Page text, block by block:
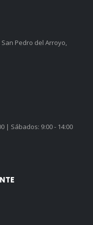
Pedro del Arroyo,
| Sábados: 9:00 - 14:00